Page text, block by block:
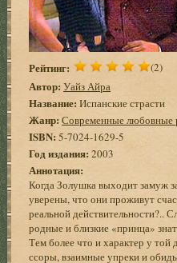
Рейтинг: (2)
Автор: Уайз Айра
Название: Испанские страсти
Жанр: Современные любовные
ISBN: 5-7024-1629-5
Год издания: 2003
Аннотация:
Когда Золушка выходит замуж
уверены, что они проживут
реальной действительности?..
родные и близкие «принца»
Тем более что и характер у той
ссоры, взаимные упреки и